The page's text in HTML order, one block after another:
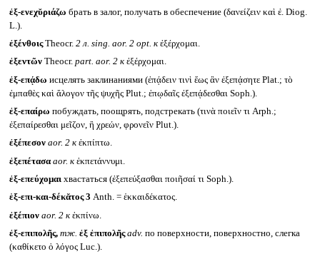
ἐξ-ενεχῠριάζω брать в залог, получать в обеспечение (δανείζειν καὶ ἐ. Diog.
L.).
ἐξένθοιςTheocr. 2 л. sing. aor. 2 opt. кἐξέρχομαι.
ἐξεντῶνTheocr. part. aor. 2 кἐξέρχομαι.
ἐξ-επᾴδω исцелять заклинаниями (ἐπᾴδειν τινὶ ἕως ἂν ἐξεπᾴσητε Plat.; τὸ
ἐμπαθὲς καὶ ἄλογον τῆς ψυχῆς Plut.; ἐπῳδαῖς ἐξεπᾴδεσθαι Soph.).
ἐξ-επαίρω побуждать, поощрять, подстрекать (τινὰ ποιεῖν τι Arph.;
ἐξεπαίρεσθαι μεῖζον, ἢ χρεών, φρονεῖν Plut.).
ἐξέπεσον aor. 2 кἐκπίπτω.
ἐξεπέτασα aor. кἐκπετάννυμι.
ἐξ-επεύχομαι хвастаться (ἐξεπεύξασθαι ποιῆσαί τι Soph.).
ἑξ-επι-και-δέκᾰτος 3 Anth. = ἑκκαιδέκατος.
ἐξέπιον aor. 2 кἐκπίνω.
ἐξ-επιπολῆς, тж. ἐξ ἐπιπολῆς adv. по поверхности, поверхностно, слегка
(καθίκετο ὁ λόγος Luc.).